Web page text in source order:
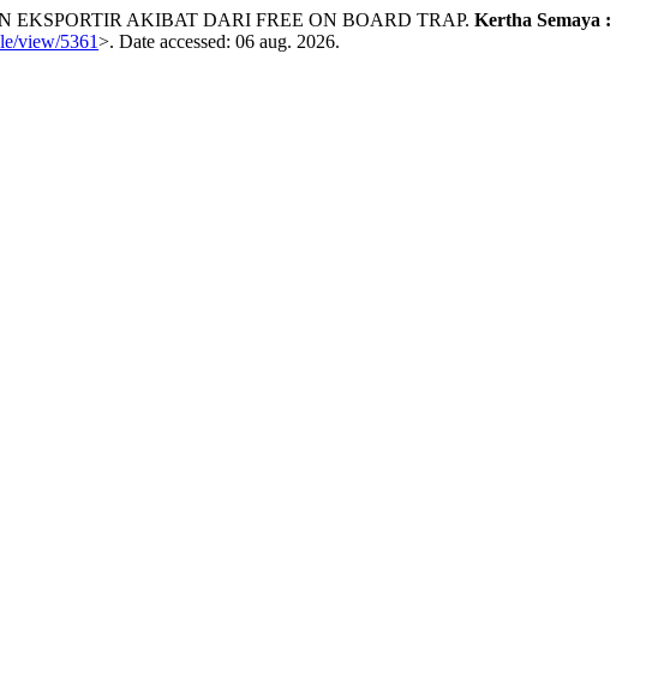
EKSPORTIR AKIBAT DARI FREE ON BOARD TRAP. Kertha Semaya :
view/5361>. Date accessed: 06 aug. 2026.